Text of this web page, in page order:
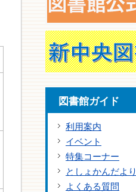
図書館ガイド
利用案内
イベント
特集コーナー
としょかんだより
よくある質問